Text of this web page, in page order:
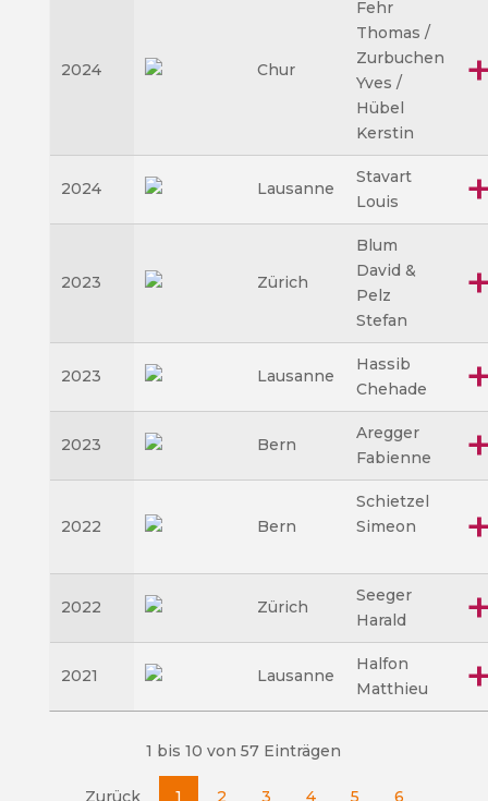
2024 Chur
Fehr
Thomas /
Zurbuchen
Yves /
Hübel
Kerstin
2024 Lausanne
Stavart
Louis
2023 Zürich
Blum
David &
Pelz
Stefan
2023 Lausanne
Hassib
Chehade
2023 Bern
Aregger
Fabienne
2022 Bern
Schietzel
Simeon
2022 Zürich
Seeger
Harald
2021 Lausanne
Halfon
Matthieu
1 bis 10 von 57 Einträgen
Zurück 1 2 3 4 5 6